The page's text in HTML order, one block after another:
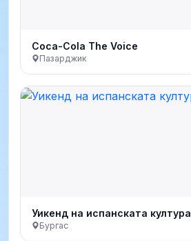
Coca-Cola The Voice
Пазарджик
Уикенд на испанската култура
Бургас